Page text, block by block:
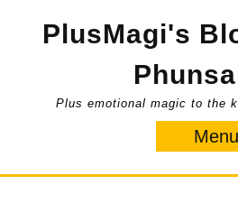
PlusMagi's
Plus emotional magic to the
Menu